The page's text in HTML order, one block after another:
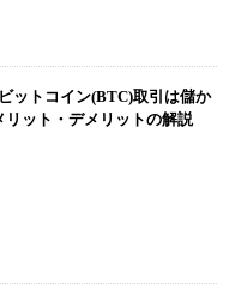
ットコイン(BTC)取引は儲か
リット・デメリットの解説